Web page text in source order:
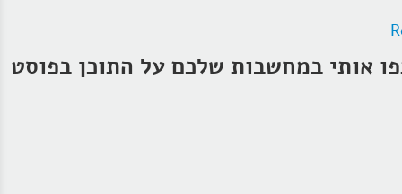
אותי במחשבות שלכם על התוכן בפוסט